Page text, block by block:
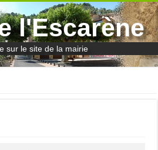
l'Escarène
sur le site de la mairie